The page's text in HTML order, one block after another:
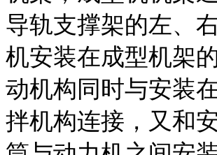
导轨支撑架的左、
机安装在成型机架
动机构同时与安装
拌机构连接，又和